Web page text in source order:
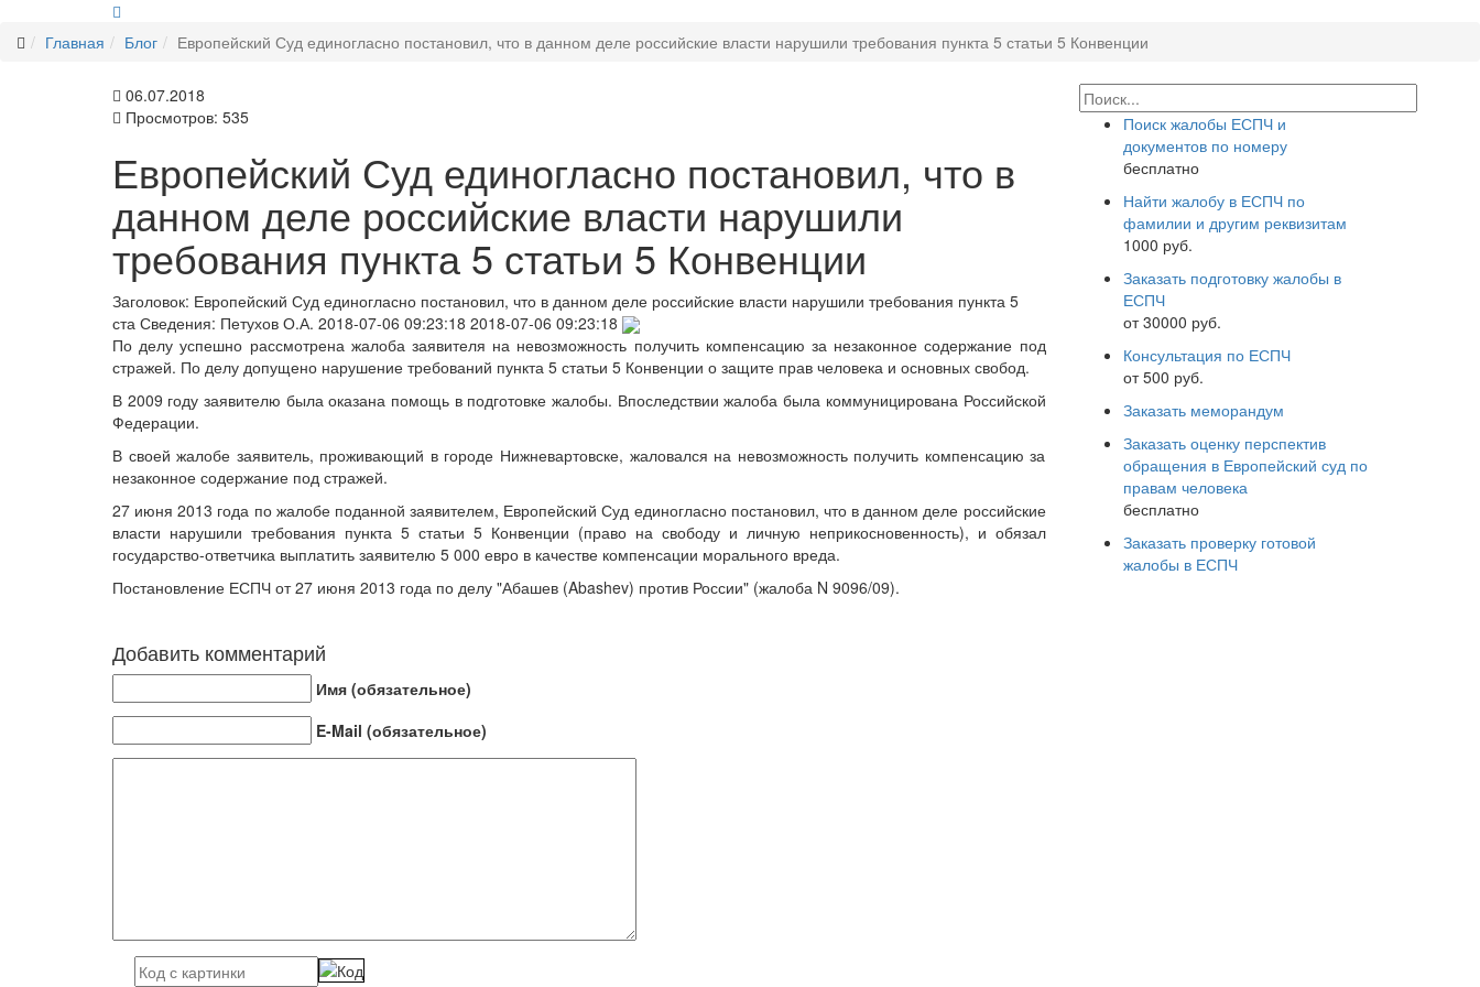
Главная Блог Европейский Суд единогласно постановил, что в данном деле российские власти нарушили требования пункта 5 статьи 5 Конвенции
06.07.2018
Просмотров: 535
Европейский Суд единогласно постановил, что в
данном деле российские власти нарушили
требования пункта 5 статьи 5 Конвенции
Заголовок: Европейский Суд единогласно постановил, что в данном деле российские власти нарушили требования пункта 5
ста Сведения: Петухов О.А. 2018-07-06 09:23:18 2018-07-06 09:23:18
По делу успешно рассмотрена жалоба заявителя на невозможность получить компенсацию за незаконное содержание под
стражей. По делу допущено нарушение требований пункта 5 статьи 5 Конвенции о защите прав человека и основных свобод.
В 2009 году заявителю была оказана помощь в подготовке жалобы. Впоследствии жалоба была коммуницирована Российской
Федерации.
В своей жалобе заявитель, проживающий в городе Нижневартовске, жаловался на невозможность получить компенсацию за
незаконное содержание под стражей.
27 июня 2013 года по жалобе поданной заявителем, Европейский Суд единогласно постановил, что в данном деле российские
власти нарушили требования пункта 5 статьи 5 Конвенции (право на свободу и личную неприкосновенность), и обязал
государство-ответчика выплатить заявителю 5 000 евро в качестве компенсации морального вреда.
Постановление ЕСПЧ от 27 июня 2013 года по делу "Абашев (Abashev) против России" (жалоба N 9096/09).
Добавить комментарий
Имя (обязательное)
E-Mail (обязательное)
Поиск жалобы ЕСПЧ и
документов по номеру
бесплатно
Найти жалобу в ЕСПЧ по
фамилии и другим реквизитам
1000 руб.
Заказать подготовку жалобы в
ЕСПЧ
от 30000 руб.
Консультация по ЕСПЧ
от 500 руб.
Заказать меморандум
Заказать оценку перспектив
обращения в Европейский суд по
правам человека
бесплатно
Заказать проверку готовой
жалобы в ЕСПЧ